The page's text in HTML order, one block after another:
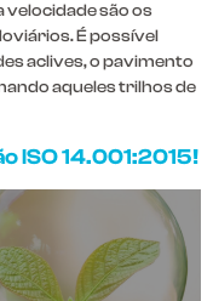
velocidade são os
É possível
aclives, o pavimento
aqueles trilhos de
ISO 14.001:2015!